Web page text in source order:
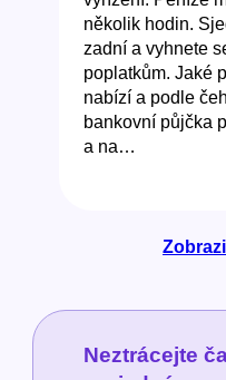
několik hodin.
zadní a vyhnete
poplatkům. Jaké
nabízí a podle
bankovní půjčka
a na…
Neztrácejte